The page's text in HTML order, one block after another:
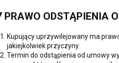
PRAWO ODSTĄPIENIA
Kupujący uprzywilejowany ma
jakiejkolwiek przyczyny.
Termin do odstąpienia od umowy